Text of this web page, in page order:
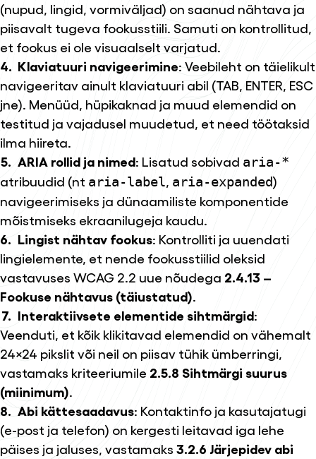
(nupud, lingid, vormiväljad) on saanud nähtava ja
piisavalt tugeva fookusstiili. Samuti on kontrollitud,
et fookus ei ole visuaalselt varjatud.
Klaviatuuri navigeerimine: Veebileht on täielikult
navigeeritav ainult klaviatuuri abil (TAB, ENTER, ESC
jne). Menüüd, hüpikaknad ja muud elemendid on
testitud ja vajadusel muudetud, et need töötaksid
ilma hiireta.
ARIA rollid ja nimed: Lisatud sobivad aria-*
atribuudid (nt aria-label aria-expanded)
navigeerimiseks ja dünaamiliste komponentide
mõistmiseks ekraanilugeja kaudu.
Lingist nähtav fookus: Kontrolliti ja uuendati
lingielemente, et nende fookusstiilid oleksid
vastavuses WCAG 2.2 uue nõudega 2.4.13 –
Fookuse nähtavus (täiustatud).
Interaktiivsete elementide sihtmärgid:
Veenduti, et kõik klikitavad elemendid on vähemalt
24×24 pikslit või neil on piisav tühik ümberringi,
vastamaks kriteeriumile 2.5.8 Sihtmärgi suurus
(miinimum).
Abi kättesaadavus: Kontaktinfo ja kasutajatugi
(e-post ja telefon) on kergesti leitavad iga lehe
päises ja jaluses, vastamaks 3.2.6 Järjepidev abi